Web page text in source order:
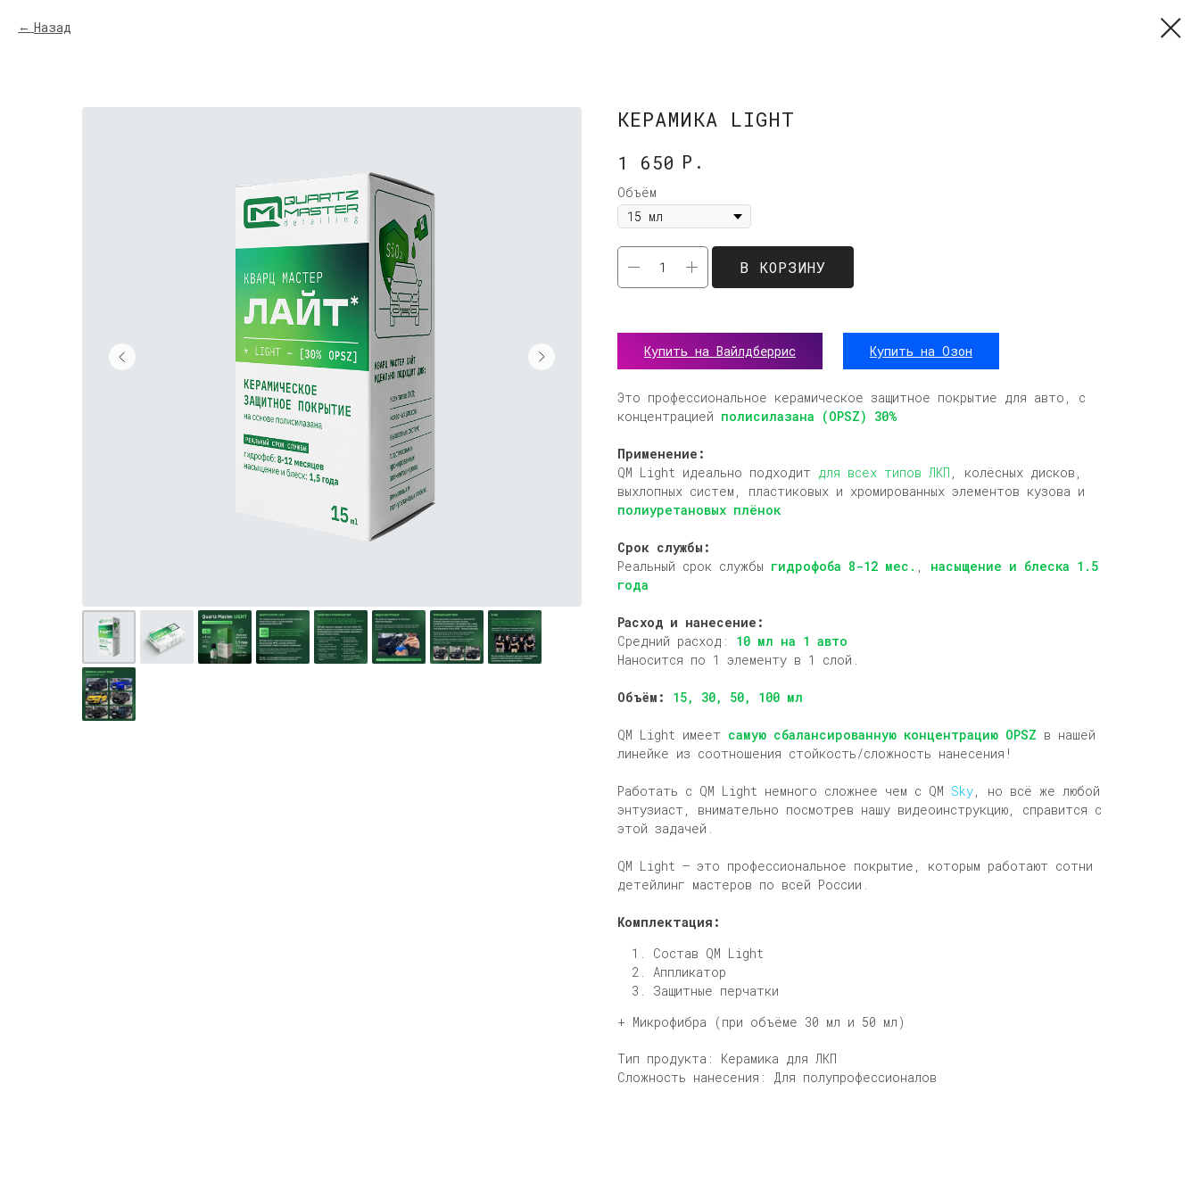
Назад
КЕРАМИКА LIGHT
1 650 Р.
Объём
В КОРЗИНУ
Купить на Вайлдберрис Купить на Озон
Это профессиональное керамическое защитное покрытие для авто, с
концентрацией полисилазана (OPSZ) 30%
Применение:
QM Light идеально подходит для всех типов ЛКП , колёсных дисков,
выхлопных систем, пластиковых и хромированных элементов кузова и
полиуретановых плёнок
Срок службы:
Реальный срок службы гидрофоба 8-12 мес. , насыщение и блеска 1.5
года
Расход и нанесение:
Средний расход: 10 мл на 1 авто
Наносится по 1 элементу в 1 слой.
Объём: 15, 30, 50, 100 мл
QM Light имеет самую сбалансированную концентрацию OPSZ в нашей
линейке из соотношения стойкость/сложность нанесения!
Работать с QM Light немного сложнее чем с QM Sky, но всё же любой
энтузиаст, внимательно посмотрев нашу видеоинструкцию, справится с
этой задачей.
QM Light — это профессиональное покрытие, которым работают сотни
детейлинг мастеров по всей России.
Комплектация:
Состав QM Light
Аппликатор
Защитные перчатки
+ Микрофибра (при объёме 30 мл и 50 мл)
Тип продукта: Керамика для ЛКП
Сложность нанесения: Для полупрофессионалов